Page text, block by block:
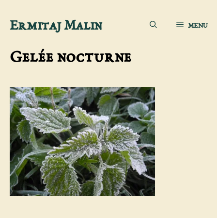
Aller
contenu
Ermitaj Malin MENU
Gelée nocturne